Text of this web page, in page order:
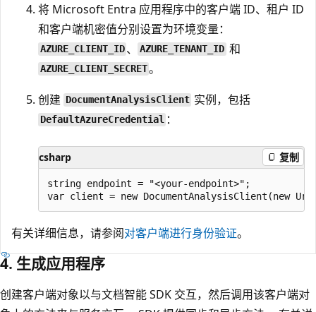
将 Microsoft Entra 应用程序中的客户端 ID、租户 ID
和客户端机密值分别设置为环境变量：
AZURE_CLIENT_ID 、 AZURE_TENANT_ID 和
AZURE_CLIENT_SECRET。
创建 DocumentAnalysisClient 实例，包括
DefaultAzureCredential ：
csharp 复制
string endpoint = "<your-endpoint>";
有关详细信息，请参阅对客户端进行身份验证。
4. 生成应用程序
创建客户端对象以与文档智能 SDK 交互，然后调用该客户端对